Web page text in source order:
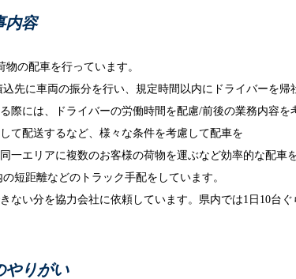
内容
物の配車を行っています。
先に車両の振分を行い、規定時間以内にドライバーを帰
際には、ドライバーの労働時間を配慮/前後の業務内容
て配送するなど、様々な条件を考慮して配車を
一エリアに複数のお客様の荷物を運ぶなど効率的な配車
短距離などのトラック手配をしています。
ない分を協力会社に依頼しています。県内では1日10台ぐ
やりがい